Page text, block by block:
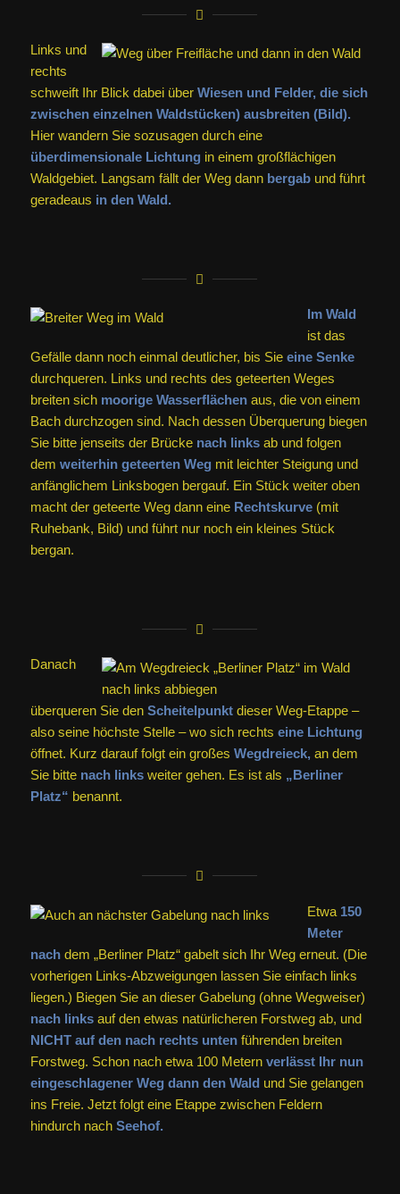
Links und
rechts
schweift Ihr Blick dabei über Wiesen und Felder, die sich
zwischen einzelnen Waldstücken) ausbreiten (Bild).
Hier wandern Sie sozusagen durch eine
überdimensionale Lichtung in einem großflächigen
Waldgebiet. Langsam fällt der Weg dann bergabund führt
geradeaus in den Wald.
Im Wald
ist das
Gefälle dann noch einmal deutlicher, bis Sie eine Senke
durchqueren. Links und rechts des geteerten Weges
breiten sich moorige Wasserflächenaus, die von einem
Bach durchzogen sind. Nach dessen Überquerung biegen
Sie bitte jenseits der Brücke nach linksab und folgen
dem weiterhin geteerten Weg mit leichter Steigung und
anfänglichem Linksbogen bergauf. Ein Stück weiter oben
macht der geteerte Weg dann eine Rechtskurve(mit
Ruhebank, Bild) und führt nur noch ein kleines Stück
bergan.
Danach
überqueren Sie den Scheitelpunktdieser Weg-Etappe –
also seine höchste Stelle – wo sich rechts eine Lichtung
öffnet. Kurz darauf folgt ein großes Wegdreieck,an dem
Sie bitte nach linksweiter gehen. Es ist als „Berliner
Platz“ benannt.
Etwa 150
Meter
nachdem „Berliner Platz“ gabelt sich Ihr Weg erneut. (Die
vorherigen Links-Abzweigungen lassen Sie einfach links
liegen.) Biegen Sie an dieser Gabelung (ohne Wegweiser)
nach linksauf den etwas natürlicheren Forstweg ab, und
NICHT auf den nach rechts untenführenden breiten
Forstweg. Schon nach etwa 100 Metern verlässt Ihr nun
eingeschlagener Weg dann den Wald und Sie gelangen
ins Freie. Jetzt folgt eine Etappe zwischen Feldern
hindurch nach Seehof.